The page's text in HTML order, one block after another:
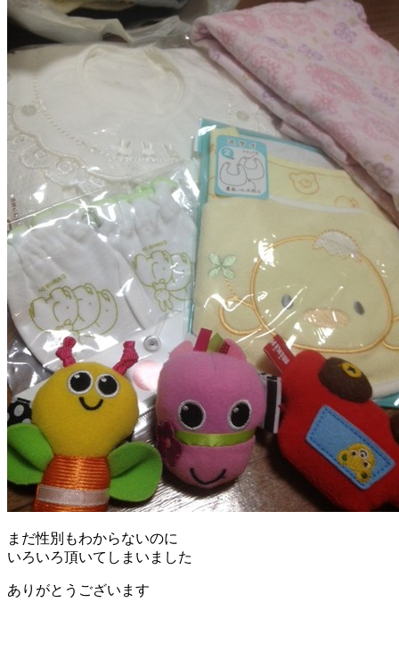
まだ性別もわからないのに
いろいろ頂いてしまいました
ありがとうございます